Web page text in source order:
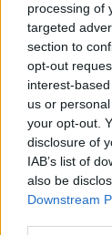
processing of
targeted
section to
opt-out
interest-
us or
your opt-out.
disclosure of
IAB’s list of
also be
Downstream
Όπως
της
την
σε τακτική
ενημέρωση